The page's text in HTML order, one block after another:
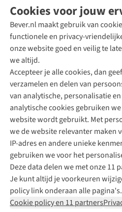
Cookies voor jouw
Bever.nl maakt gebruik van
functionele en privacy-
onze website goed en veilig te
we altijd.
Accepteer je alle cookies, dan
verzamelen en delen van
van analytische, personalisatie
analytische cookies gebruiken
website wordt gebruikt. Met
we de website relevanter maken
IP-adres en andere unieke
gebruiken we voor het
Deze data delen we met onze 11
Je kunt altijd je voorkeuren
policy link onderaan alle pagina's.
Cookie policy en 11 partners
Direct advies van een
+31 (0)85 888 50 88
+31 6 12 28 49 80
Contactformulier